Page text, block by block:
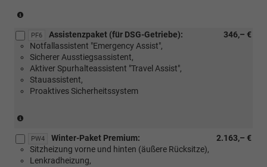
Schaltgetriebe)
PF6 346,– €
Assistenzpaket (für DSG-Getriebe):
Notfallassistent "Emergency Assist",
Sicherer Ausstiegsassistent,
Aktiver Spurhalteassistent "Travel Assist",
Stauassistent,
Proaktives Sicherheitssystem
DSG-
Getriebe)
PW4 2.163,– €
Winter-Paket Premium:
Sitzheizung vorne und hinten (äußere Rücksitze),
Lenkradheizung,